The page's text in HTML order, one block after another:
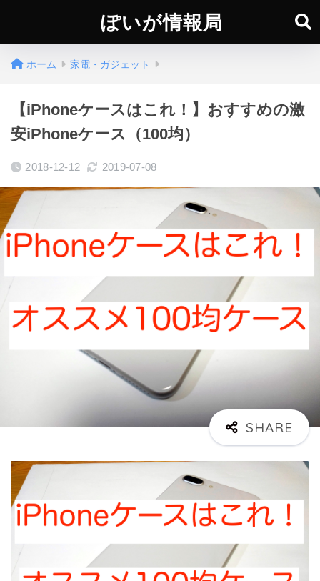
ぽいが情報局
ホーム 家電・ガジェット
【iPhoneケースはこれ！】おすすめの激
安iPhoneケース（100均）
2018-12-12 2019-07-08